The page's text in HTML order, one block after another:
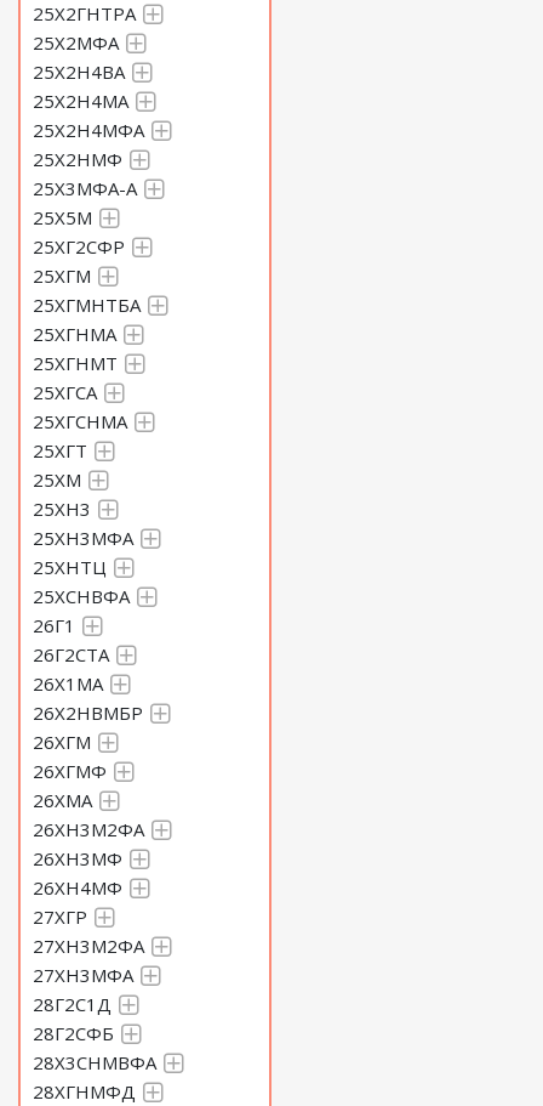
25Х2ГНТРА
25Х2МФА
25Х2Н4ВА
25Х2Н4МА
25Х2Н4МФА
25Х2НМФ
25Х3МФА-А
25Х5М
25ХГ2СФР
25ХГМ
25ХГМНТБА
25ХГНМА
25ХГНМТ
25ХГСА
25ХГСНМА
25ХГТ
25ХМ
25ХН3
25ХН3МФА
25ХНТЦ
25ХСНВФА
26Г1
26Г2СТА
26Х1МА
26Х2НВМБР
26ХГМ
26ХГМФ
26ХМА
26ХН3М2ФА
26ХН3МФ
26ХН4МФ
27ХГР
27ХН3М2ФА
27ХН3МФА
28Г2С1Д
28Г2СФБ
28Х3СНМВФА
28ХГНМФД